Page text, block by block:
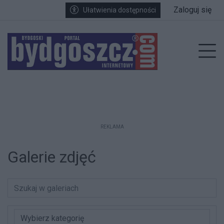
Przejdź do głównych treści
Przejdź do wyszukiwarki
Przejdź do głównego menuUłatwienia dostępności Zaloguj się
REKLAMA
Galerie zdjęć
Wybierz kategorię